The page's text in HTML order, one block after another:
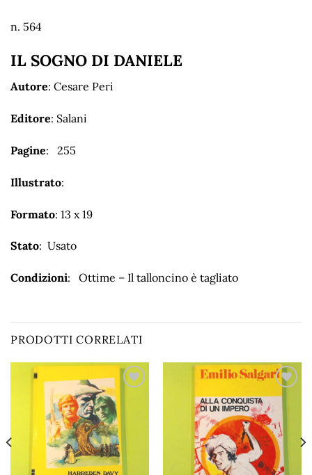
n. 564
IL SOGNO DI DANIELE
Autore: Cesare Peri
Editore: Salani
Pagine: 255
Illustrato:
Formato: 13 x 19
Stato: Usato
Condizioni: Ottime – Il talloncino è tagliato
PRODOTTI CORRELATI
Aggiungi
alla lista
desideri
Aggiungi
alla lista
desideri